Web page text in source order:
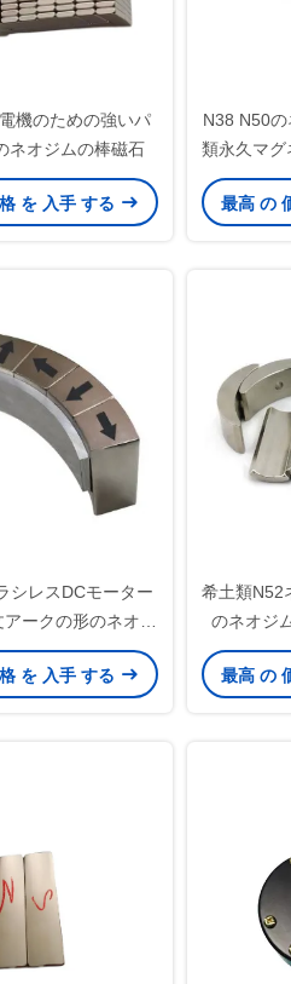
機のための強いパ
ネオジムの棒磁石
を 入手 する
N38 N50
類永久マグ
ーティン
最高 の
シレスDCモーター
ークの形のネオジ
の磁石
を 入手 する
希土類N52
のネオジ
最高 の